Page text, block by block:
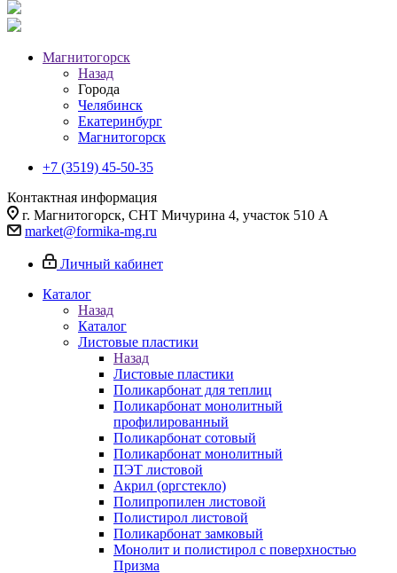
Магнитогорск
Назад
Города
Челябинск
Екатеринбург
Магнитогорск
+7 (3519) 45-50-35
Контактная информация
г. Магнитогорск, СНТ Мичурина 4, участок 510 А
market@formika-mg.ru
Личный кабинет
Каталог
Назад
Каталог
Листовые пластики
Назад
Листовые пластики
Поликарбонат для теплиц
Поликарбонат монолитный
профилированный
Поликарбонат сотовый
Поликарбонат монолитный
ПЭТ листовой
Акрил (оргстекло)
Полипропилен листовой
Полистирол листовой
Поликарбонат замковый
Монолит и полистирол с поверхностью
Призма